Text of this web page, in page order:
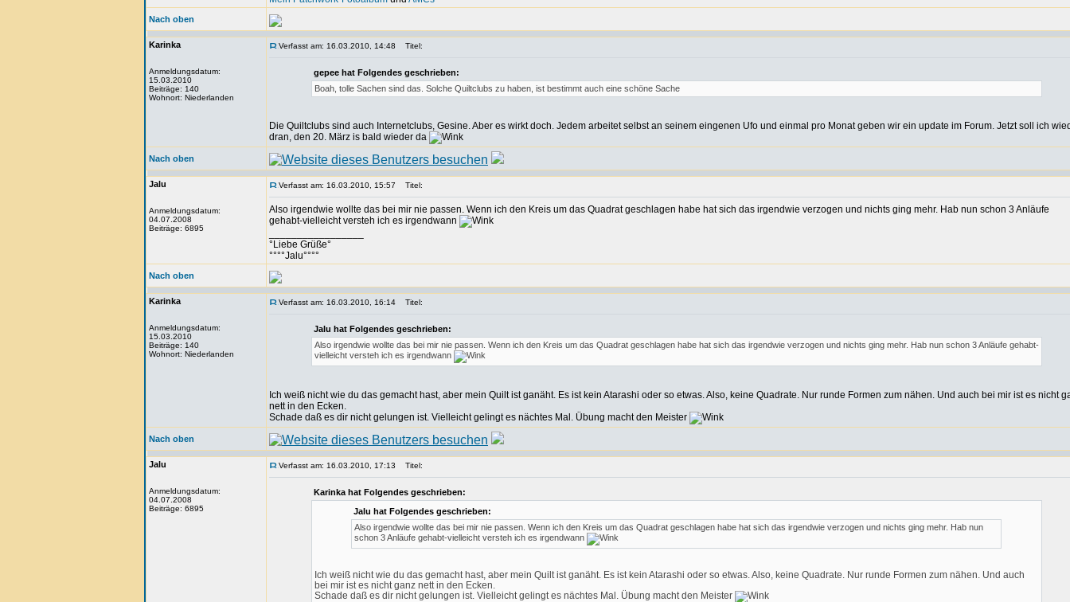
Nach oben
Karinka
Anmeldungsdatum:
15.03.2010
Beiträge: 140
Wohnort: Niederlanden
Verfasst am: 16.03.2010, 14:48 Titel:
gepee hat Folgendes geschrieben:
Boah, tolle Sachen sind das. Solche Quiltclubs zu haben, ist bestimmt auch eine schöne Sache
Die Quiltclubs sind auch Internetclubs, Gesine. Aber es wirkt doch. Jedem arbeitet selbst an seinem eingenen Ufo und einmal pro Monat geben wir ein update im Forum. Jetzt soll ich
dran, den 20. März is bald wieder da
Nach oben
Jalu
Anmeldungsdatum:
04.07.2008
Beiträge: 6895
Verfasst am: 16.03.2010, 15:57 Titel:
Also irgendwie wollte das bei mir nie passen. Wenn ich den Kreis um das Quadrat geschlagen habe hat sich das irgendwie verzogen und nichts ging mehr. Hab nun schon 3 Anläufe
gehabt-vielleicht versteh ich es irgendwann
°Liebe Grüße°
°°°°Jalu°°°°
Nach oben
Karinka
Anmeldungsdatum:
15.03.2010
Beiträge: 140
Wohnort: Niederlanden
Verfasst am: 16.03.2010, 16:14 Titel:
Jalu hat Folgendes geschrieben:
Also irgendwie wollte das bei mir nie passen. Wenn ich den Kreis um das Quadrat geschlagen habe hat sich das irgendwie verzogen und nichts ging mehr. Hab nun schon 3 Anläufe gehabt-
vielleicht versteh ich es irgendwann
Ich weiß nicht wie du das gemacht hast, aber mein Quilt ist ganäht. Es ist kein Atarashi oder so etwas. Also, keine Quadrate. Nur runde Formen zum nähen. Und auch bei mir ist es nicht
nett in den Ecken.
Schade daß es dir nicht gelungen ist. Vielleicht gelingt es nächtes Mal. Übung macht den Meister
Nach oben
Jalu
Anmeldungsdatum:
04.07.2008
Beiträge: 6895
Verfasst am: 16.03.2010, 17:13 Titel:
Karinka hat Folgendes geschrieben:
Jalu hat Folgendes geschrieben:
Also irgendwie wollte das bei mir nie passen. Wenn ich den Kreis um das Quadrat geschlagen habe hat sich das irgendwie verzogen und nichts ging mehr. Hab nun
schon 3 Anläufe gehabt-vielleicht versteh ich es irgendwann
Ich weiß nicht wie du das gemacht hast, aber mein Quilt ist ganäht. Es ist kein Atarashi oder so etwas. Also, keine Quadrate. Nur runde Formen zum nähen. Und auch
bei mir ist es nicht ganz nett in den Ecken.
Schade daß es dir nicht gelungen ist. Vielleicht gelingt es nächtes Mal. Übung macht den Meister